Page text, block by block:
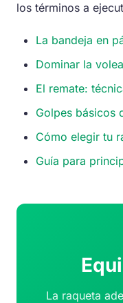
los términos a
La bandeja en
Dominar la
El remate:
Golpes básicos
Cómo elegir tu
Guía para
La raqueta